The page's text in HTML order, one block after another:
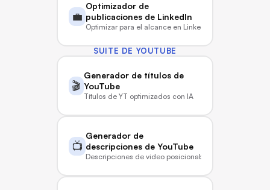
💼
Optimizador de
publicaciones de LinkedIn
Optimizar para el alcance en LinkedIn
SUITE DE YOUTUBE
🎬
Generador de títulos de
YouTube
Títulos de YT optimizados con IA
📺
Generador de
descripciones de YouTube
Descripciones de video posicionables